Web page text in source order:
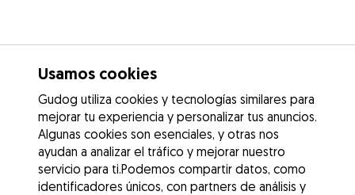
Usamos cookies
Gudog utiliza cookies y tecnologías similares para
mejorar tu experiencia y personalizar tus anuncios.
Algunas cookies son esenciales, y otras nos
ayudan a analizar el tráfico y mejorar nuestro
servicio para ti.Podemos compartir datos, como
identificadores únicos, con partners de análisis y